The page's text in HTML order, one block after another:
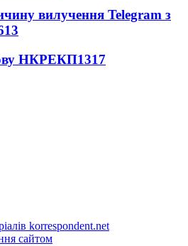
вилучення Telegram з
НКРЕКП1317
korrespondent.net
сайтом